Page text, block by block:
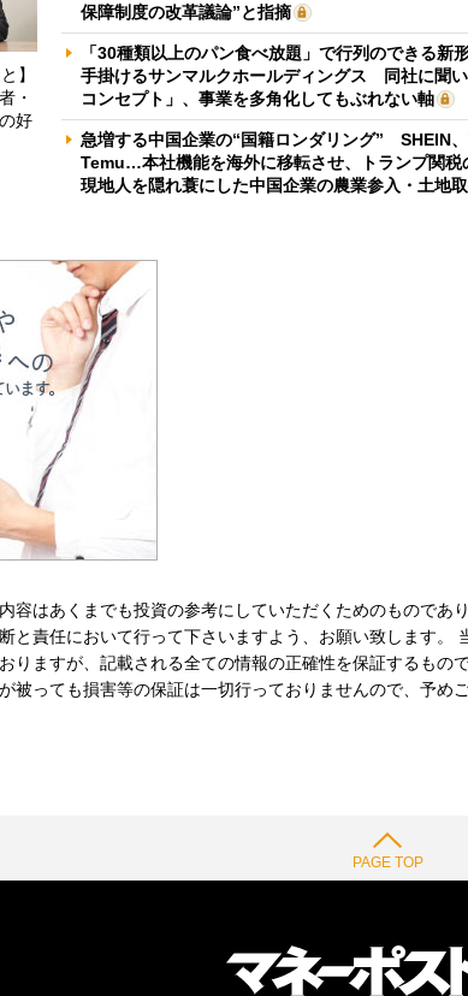
】
・
好
保障制度の改革議論”と指摘
「30種類以上のパン食べ放題」で行列のできる新
手掛けるサンマルクホールディングス 同社に聞
コンセプト」、事業を多角化してもぶれない軸
急増する中国企業の“国籍ロンダリング” SHEIN、
Temu…本社機能を海外に移転させ、トランプ関
現地人を隠れ蓑にした中国企業の農業参入・土地
容はあくまでも投資の参考にしていただくためのものであ
と責任において行って下さいますよう、お願い致します。
りますが、記載される全ての情報の正確性を保証するもので
被っても損害等の保証は一切行っておりませんので、予めご
PAGE TOP